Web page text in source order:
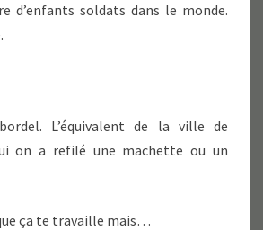
d’enfants soldats dans le monde.
L’équivalent de la ville de
on a refilé une machette ou un
ça te travaille mais…